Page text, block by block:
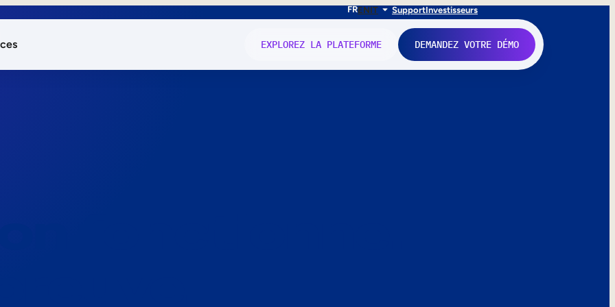
FRENIT SupportInvestisseurs
EXPLOREZ LA PLATEFORME DEMANDEZ VOTRE DÉMO